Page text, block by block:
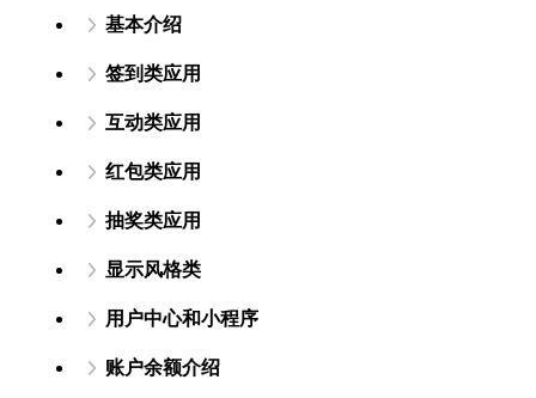
基本介绍
签到类应用
互动类应用
红包类应用
抽奖类应用
显示风格类
用户中心和小程序
账户余额介绍